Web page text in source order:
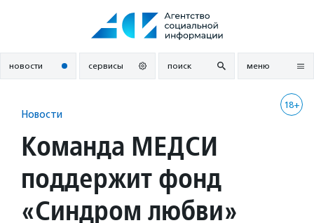
новости сервисы поиск меню
18+
Новости
Команда МЕДСИ
поддержит фонд
«Синдром любви»